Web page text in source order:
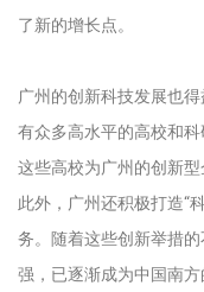
了新的增长点。
广州的创新科技发展也
有众多高水平的高校和
这些高校为广州的创新型
此外，广州还积极打造“
务。随着这些创新举措
强，已逐渐成为中国南方